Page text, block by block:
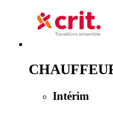
Intérim